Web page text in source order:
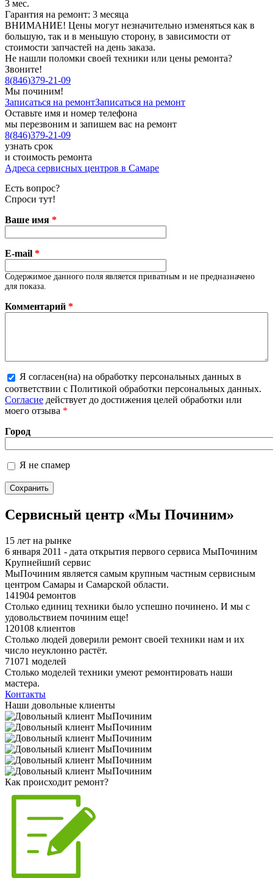
3 мес.
Гарантия на ремонт: 3 месяца
ВНИМАНИЕ! Цены могут незначительно изменяться как в
большую, так и в меньшую сторону, в зависимости от
стоимости запчастей на день заказа.
Не нашли поломки своей техники или цены ремонта?
Звоните!
8(846)379-21-09
Мы починим!
Записаться на ремонтЗаписаться на ремонт
Оставьте имя и номер телефона
мы перезвоним и запишем вас на ремонт
8(846)379-21-09
узнать срок
и стоимость ремонта
Адреса сервисных центров в Самаре
Есть вопрос?
Спроси тут!
Ваше имя *
E-mail *
Содержимое данного поля является приватным и не предназначено
для показа.
Комментарий *
Более подробная информация о текстовых
форматах
Я согласен(на) на обработку персональных данных в
соответствии с Политикой обработки персональных данных.
Согласие действует до достижения целей обработки или
моего отзыва *
Город
Я не спамер
Я спамер
Сервисный центр «Мы Починим»
15 лет на рынке
6 января 2011 - дата открытия первого сервиса МыПочиним
Крупнейший сервис
МыПочиним является самым крупным частным сервисным
центром Самары и Самарской области.
141904 ремонтов
Столько единиц техники было успешно починено. И мы с
удовольствием починим еще!
120108 клиентов
Столько людей доверили ремонт своей техники нам и их
число неуклонно растёт.
71071 моделей
Столько моделей техники умеют ремонтировать наши
мастера.
Контакты
Наши довольные клиенты
Как происходит ремонт?